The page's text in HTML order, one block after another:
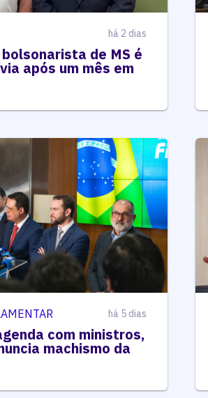
há 2 dias
de MS é
após um mês em
há 5 dias
com ministros,
machismo da